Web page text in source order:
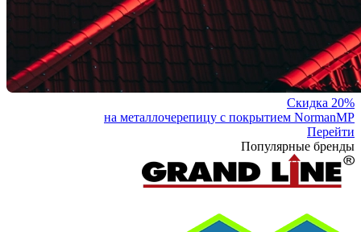
Скидка 20%
на металлочерепицу с покрытием NormanMP
Перейти
Популярные бренды